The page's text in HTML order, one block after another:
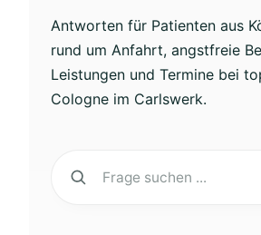
Antworten für Patienten aus
rund um Anfahrt, angstfreie
Leistungen und Termine bei
Cologne im Carlswerk.